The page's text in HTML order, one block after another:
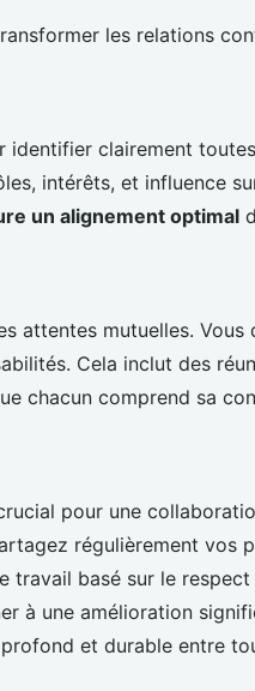
les relations
identifier clairement
intérêts, et influence
un alignement optimal
attentes mutuelles. Vous
Cela inclut des
chacun comprend sa
pour une
régulièrement vos
travail basé sur le
à une amélioration
et durable entre